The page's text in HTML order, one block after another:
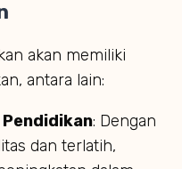
akan memiliki
antara lain:
: Dengan
dan terlatih,